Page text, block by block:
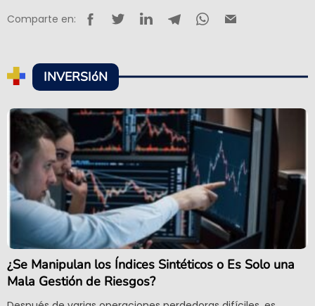
Comparte en:
INVERSIóN
¿Se Manipulan los Índices Sintéticos o Es Solo una
Mala Gestión de Riesgos?